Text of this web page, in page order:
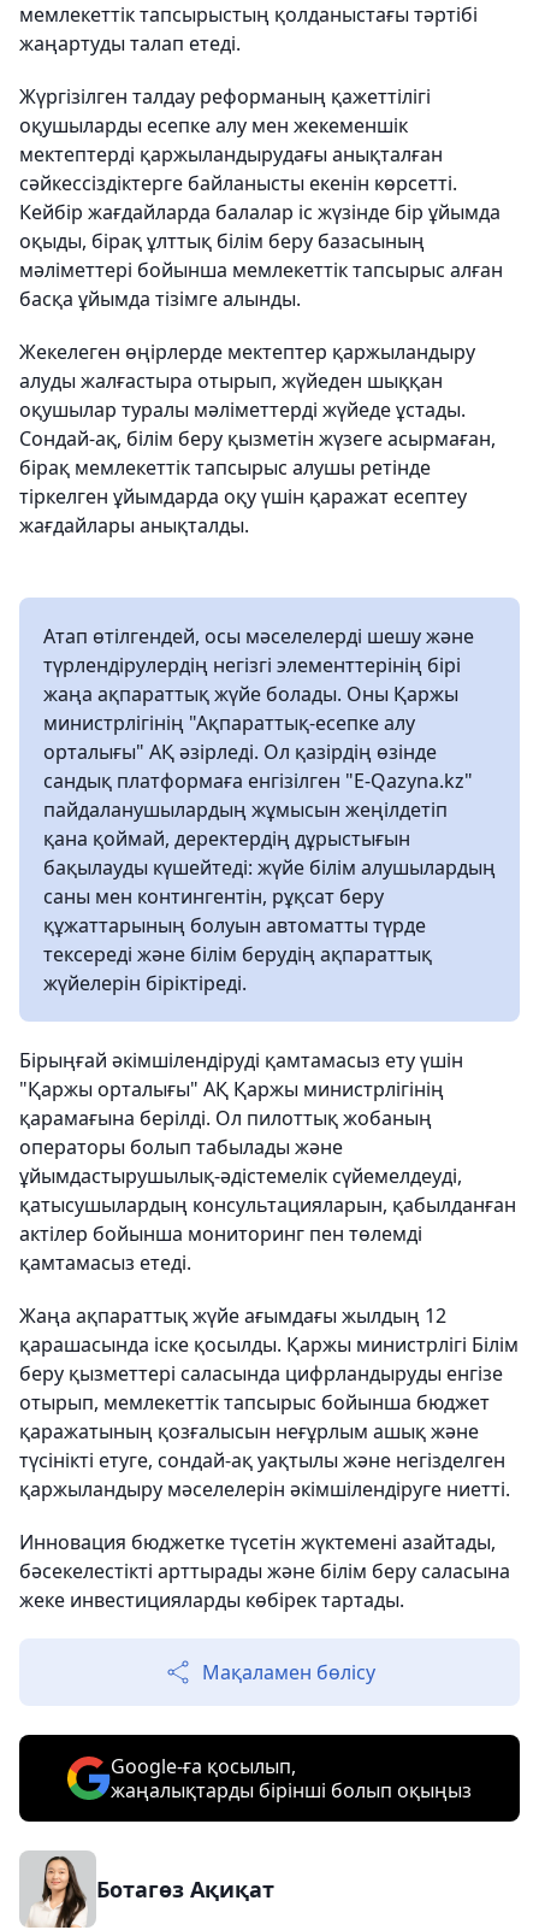
мемлекеттік тапсырыстың қолданыстағы тәртібі
жаңартуды талап етеді.
Жүргізілген талдау реформаның қажеттілігі
оқушыларды есепке алу мен жекеменшік
мектептерді қаржыландырудағы анықталған
сәйкессіздіктерге байланысты екенін көрсетті.
Кейбір жағдайларда балалар іс жүзінде бір ұйымда
оқыды, бірақ ұлттық білім беру базасының
мәліметтері бойынша мемлекеттік тапсырыс алған
басқа ұйымда тізімге алынды.
Жекелеген өңірлерде мектептер қаржыландыру
алуды жалғастыра отырып, жүйеден шыққан
оқушылар туралы мәліметтерді жүйеде ұстады.
Сондай-ақ, білім беру қызметін жүзеге асырмаған,
бірақ мемлекеттік тапсырыс алушы ретінде
тіркелген ұйымдарда оқу үшін қаражат есептеу
жағдайлары анықталды.
Атап өтілгендей, осы мәселелерді шешу және
түрлендірулердің негізгі элементтерінің бірі
жаңа ақпараттық жүйе болады. Оны Қаржы
министрлігінің "Ақпараттық-есепке алу
орталығы" АҚ әзірледі. Ол қазірдің өзінде
сандық платформаға енгізілген "Е-Qazyna.kz"
пайдаланушылардың жұмысын жеңілдетіп
қана қоймай, деректердің дұрыстығын
бақылауды күшейтеді: жүйе білім алушылардың
саны мен контингентін, рұқсат беру
құжаттарының болуын автоматты түрде
тексереді және білім берудің ақпараттық
жүйелерін біріктіреді.
Бірыңғай әкімшілендіруді қамтамасыз ету үшін
"Қаржы орталығы" АҚ Қаржы министрлігінің
қарамағына берілді. Ол пилоттық жобаның
операторы болып табылады және
ұйымдастырушылық-әдістемелік сүйемелдеуді,
қатысушылардың консультацияларын, қабылданған
актілер бойынша мониторинг пен төлемді
қамтамасыз етеді.
Жаңа ақпараттық жүйе ағымдағы жылдың 12
қарашасында іске қосылды. Қаржы министрлігі Білім
беру қызметтері саласында цифрландыруды енгізе
отырып, мемлекеттік тапсырыс бойынша бюджет
қаражатының қозғалысын неғұрлым ашық және
түсінікті етуге, сондай-ақ уақтылы және негізделген
қаржыландыру мәселелерін әкімшілендіруге ниетті.
Инновация бюджетке түсетін жүктемені азайтады,
бәсекелестікті арттырады және білім беру саласына
жеке инвестицияларды көбірек тартады.
Мақаламен бөлісу
Google-ға қосылып,
жаңалықтарды бірінші болып оқыңыз
Ботагөз Ақиқат